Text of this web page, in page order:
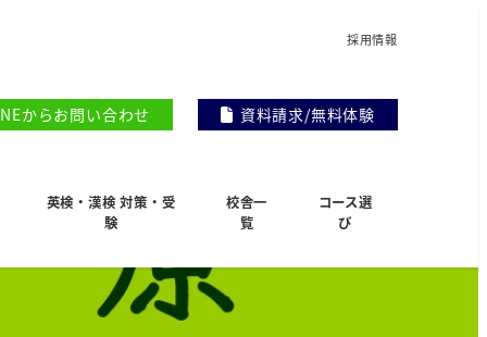
採用情報
からお問い合わせ 資料請求/無料体験
英検・漢検 対策・受
験
校舎一
覧
コース選
び